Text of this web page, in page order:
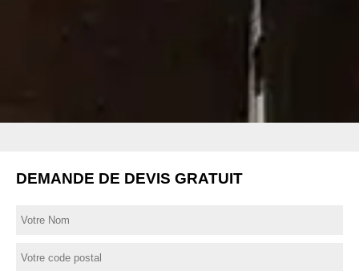
DEMANDE DE DEVIS GRATUIT